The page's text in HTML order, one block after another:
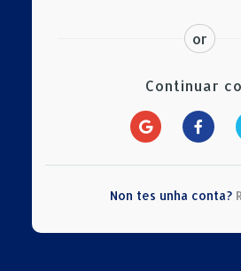
or
Continuar
Non tes unha conta?